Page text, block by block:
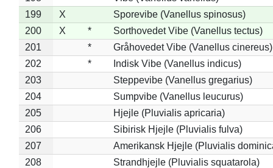
199
X
Sporevibe (Vanellus spinosus)
200
X *
Sorthovedet Vibe (Vanellus tectus)
201
*
Gråhovedet Vibe (Vanellus cinereus)
202
*
Indisk Vibe (Vanellus indicus)
203
Steppevibe (Vanellus gregarius)
204
Sumpvibe (Vanellus leucurus)
205
Hjejle (Pluvialis apricaria)
206
Sibirisk Hjejle (Pluvialis fulva)
207
Amerikansk Hjejle (Pluvialis
208
Strandhjejle (Pluvialis squatarola)